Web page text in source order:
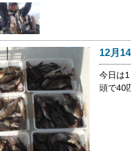
12月
今日は
頭で40